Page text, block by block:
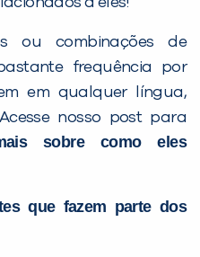
ou combinações de
frequência por
em qualquer língua,
nosso post para
sobre como eles
que fazem parte dos